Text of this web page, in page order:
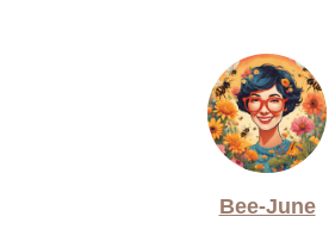
Bee-June